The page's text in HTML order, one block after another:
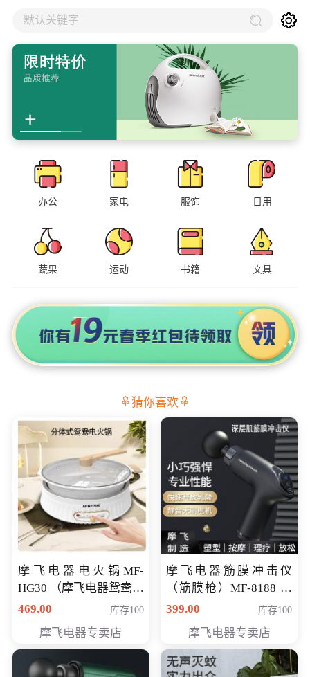
默认关键字
办公 家电 服饰 日用
蔬果 运动 书籍 文具
猜你喜欢
摩飞电器电火锅MF-
HG30 （摩飞电器鸳鸯锅
MF-HG30 ） 会员专享价
469.00 库存100
摩飞电器专卖店
摩飞电器筋膜冲击仪
（筋膜枪）MF-8188 会
员专享价268元
399.00 库存100
摩飞电器专卖店